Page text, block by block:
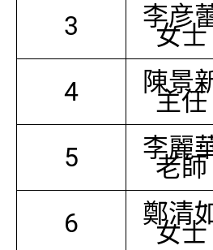
3 李彦
女士
4 陳景
主任
5 李麗
老師
6 鄭清
女士